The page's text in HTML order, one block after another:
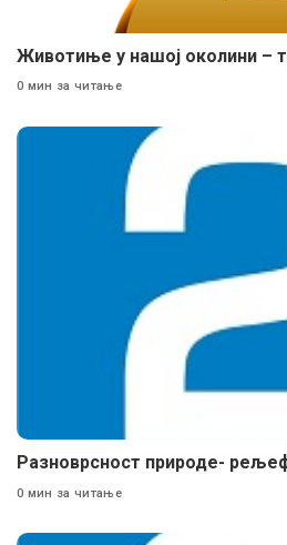
Животиње у нашој околини –
0 мин за читање
Разноврсност природе-
0 мин за читање